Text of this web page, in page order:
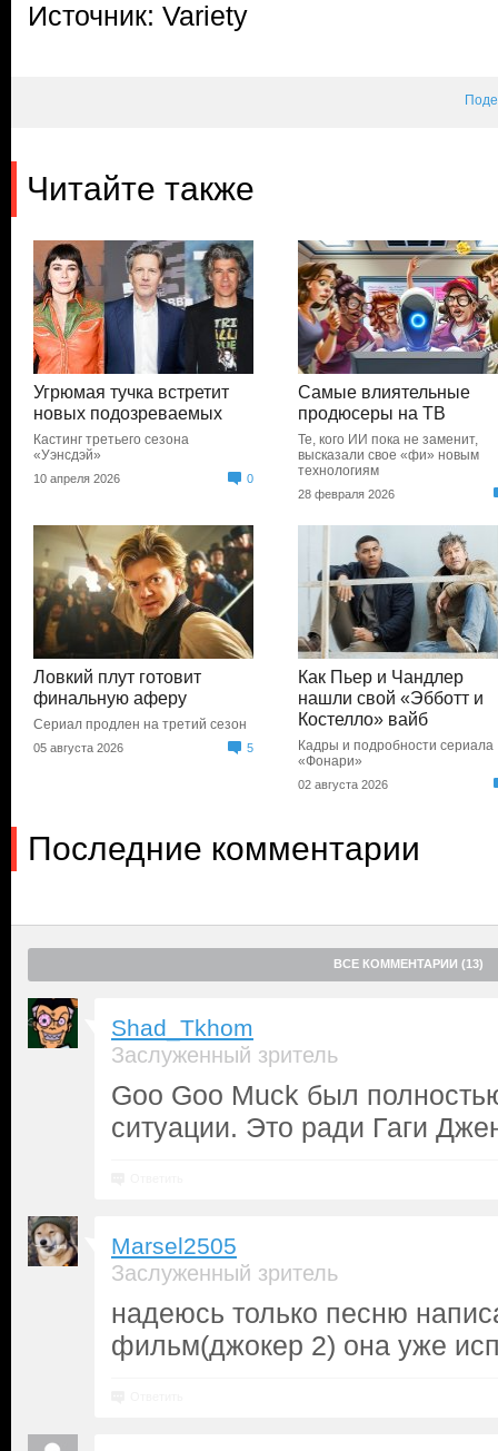
Источник: Variety
Читайте также
Угрюмая тучка встретит
новых подозреваемых
Кастинг третьего сезона
«Уэнсдэй»
10 апреля 2026 0
Самые влиятельные
продюсеры на ТВ
Те, кого ИИ пока не заменит,
высказали свое «фи» новым
технологиям
28 февраля 2026
Ловкий плут готовит
финальную аферу
Сериал продлен на третий сезон
05 августа 2026 5
Как Пьер и Чандлер
нашли свой «Эбботт и
Костелло» вайб
Кадры и подробности сериала
«Фонари»
02 августа 2026
Последние комментарии
ВСЕ КОММЕНТАРИИ (13)
Shad_Tkhom
Заслуженный зритель
Goo Goo Muck был
ситуации. Это ради Гаги
Marsel2505
Заслуженный зритель
надеюсь только песню
фильм(джокер 2) она уже